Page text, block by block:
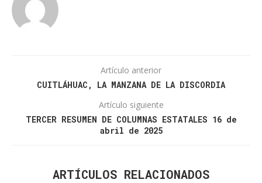
Artículo anterior
CUITLÁHUAC, LA MANZANA DE LA DISCORDIA
Artículo siguiente
TERCER RESUMEN DE COLUMNAS ESTATALES 16 de
abril de 2025
ARTÍCULOS RELACIONADOS